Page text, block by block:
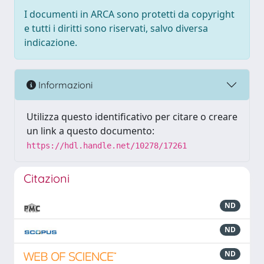
I documenti in ARCA sono protetti da copyright
e tutti i diritti sono riservati, salvo diversa
indicazione.
Informazioni
Utilizza questo identificativo per citare o creare
un link a questo documento:
https://hdl.handle.net/10278/17261
Citazioni
ND
ND
ND